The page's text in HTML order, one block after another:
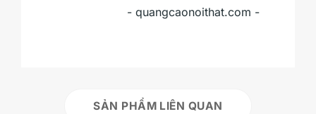
- quangcaonoithat.com -
SẢN PHẨM LIÊN QUAN